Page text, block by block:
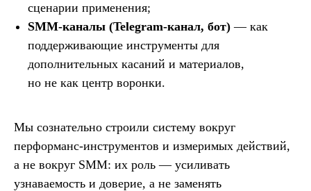
сценарии применения;
SMM-каналы (Telegram-канал, бот) — как
поддерживающие инструменты для
дополнительных касаний и материалов,
но не как центр воронки.
Мы сознательно строили систему вокруг
перформанс-инструментов и измеримых действий,
а не вокруг SMM: их роль — усиливать
узнаваемость и доверие, а не заменять